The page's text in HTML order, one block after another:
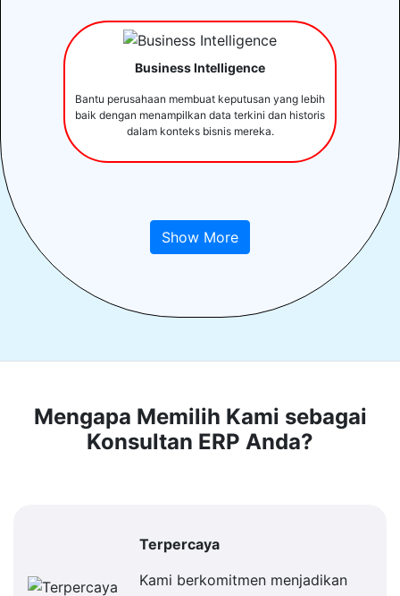
Business Intelligence
Bantu perusahaan membuat keputusan yang lebih
baik dengan menampilkan data terkini dan historis
dalam konteks bisnis mereka.
Show More
Mengapa Memilih Kami sebagai
Konsultan ERP Anda?
Terpercaya
Kami berkomitmen menjadikan